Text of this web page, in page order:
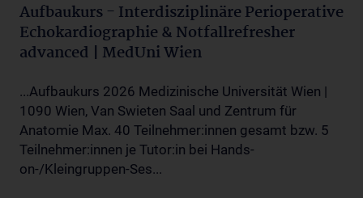
Aufbaukurs - Interdisziplinäre Perioperative
Echokardiographie & Notfallrefresher
advanced | MedUni Wien
...Aufbaukurs 2026 Medizinische Universität Wien |
1090 Wien, Van Swieten Saal und Zentrum für
Anatomie Max. 40 Teilnehmer:innen gesamt bzw. 5
Teilnehmer:innen je Tutor:in bei Hands-
on-/Kleingruppen-Ses...